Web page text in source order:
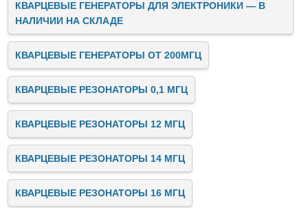
КВАРЦЕВЫЕ ГЕНЕРАТОРЫ ДЛЯ ЭЛЕКТРОНИКИ — В
НАЛИЧИИ НА СКЛАДЕ
КВАРЦЕВЫЕ ГЕНЕРАТОРЫ ОТ 200МГЦ
КВАРЦЕВЫЕ РЕЗОНАТОРЫ 0,1 МГЦ
КВАРЦЕВЫЕ РЕЗОНАТОРЫ 12 МГЦ
КВАРЦЕВЫЕ РЕЗОНАТОРЫ 14 МГЦ
КВАРЦЕВЫЕ РЕЗОНАТОРЫ 16 МГЦ